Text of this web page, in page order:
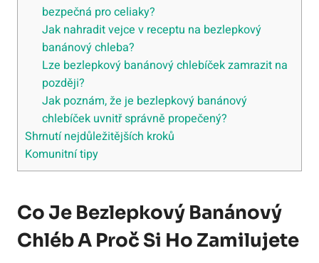
bezpečná pro celiaky?
Jak nahradit vejce v receptu na bezlepkový
banánový chleba?
Lze bezlepkový banánový chlebíček zamrazit na
později?
Jak poznám, že je bezlepkový banánový
chlebíček uvnitř správně propečený?
Shrnutí nejdůležitějších kroků
Komunitní tipy
Co Je Bezlepkový Banánový
Chléb A Proč Si Ho Zamilujete